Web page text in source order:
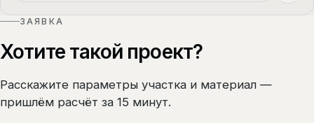
ЗАЯВКА
Хотите такой проект?
Расскажите параметры участка и материал —
пришлём расчёт за 15 минут.